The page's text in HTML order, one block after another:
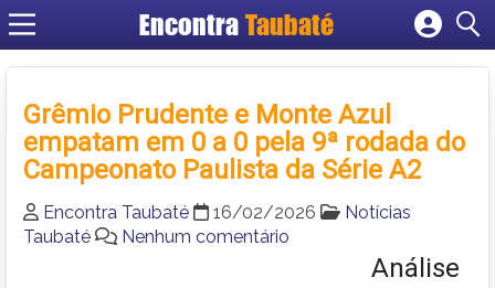
EncontraTaubaté
Cadastrar empresa
Criar conta
Grêmio Prudente e Monte Azul
empatam em 0 a 0 pela 9ª rodada do
Campeonato Paulista da Série A2
Encontra Taubaté 16/02/2026
Notícias
Taubaté
Nenhum comentário
Análise